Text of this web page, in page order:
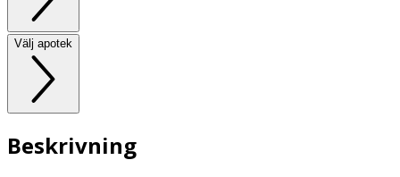
Välj apotek
Beskrivning